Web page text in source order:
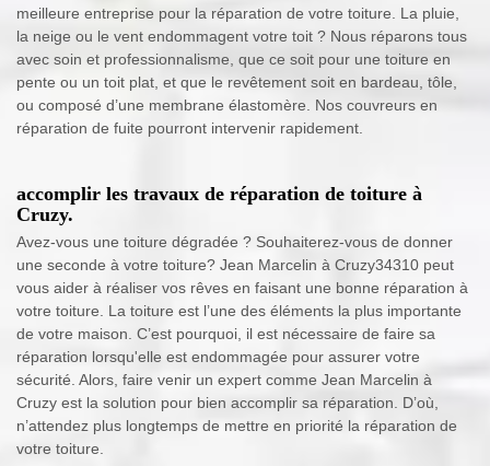
meilleure entreprise pour la réparation de votre toiture. La pluie,
la neige ou le vent endommagent votre toit ? Nous réparons tous
avec soin et professionnalisme, que ce soit pour une toiture en
pente ou un toit plat, et que le revêtement soit en bardeau, tôle,
ou composé d’une membrane élastomère. Nos couvreurs en
réparation de fuite pourront intervenir rapidement.
accomplir les travaux de réparation de toiture à
Cruzy.
Avez-vous une toiture dégradée ? Souhaiterez-vous de donner
une seconde à votre toiture? Jean Marcelin à Cruzy34310 peut
vous aider à réaliser vos rêves en faisant une bonne réparation à
votre toiture. La toiture est l’une des éléments la plus importante
de votre maison. C’est pourquoi, il est nécessaire de faire sa
réparation lorsqu'elle est endommagée pour assurer votre
sécurité. Alors, faire venir un expert comme Jean Marcelin à
Cruzy est la solution pour bien accomplir sa réparation. D’où,
n’attendez plus longtemps de mettre en priorité la réparation de
votre toiture.